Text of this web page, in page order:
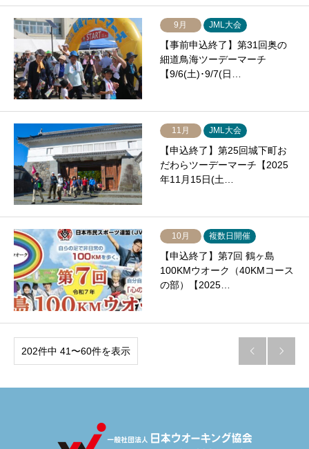
9月 JML大会
【事前申込終了】第31回奥の
細道鳥海ツーデーマーチ
【9/6(土)･9/7(日…
11月 JML大会
【申込終了】第25回城下町お
だわらツーデーマーチ【2025
年11月15日(土…
10月 複数日開催
【申込終了】第7回 鶴ヶ島
100KMウオーク（40KMコース
の部）【2025…
202件中 41〜60件を表示  